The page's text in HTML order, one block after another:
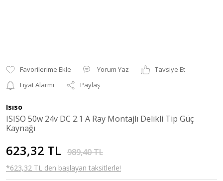
Yorum Yaz
Tavsiye Et
Fiyat Alarmı
Paylaş
Isıso
ISISO 50w 24v DC 2.1 A Ray Montajlı Delikli Tip Güç
Kaynağı
623,32 TL 989,40 TL
*623,32 TL den başlayan taksitlerle!